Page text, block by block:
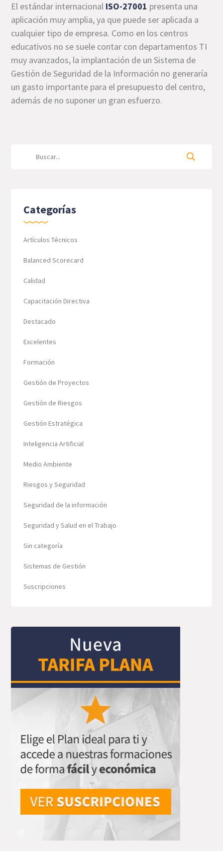
El estándar internacional ISO-27001 presenta una
aplicación muy amplia, ya que puede ser aplicada a
cualquier tipo de empresa. Como en los centros
educativos no se suele contar con departamentos TI
muy avanzados, la implantación de un Sistema de
Gestión de Seguridad de la Información no generaría
un gasto importante para el presupuesto del centro,
además de no suponer un gran esfuerzo.
Categorías
Artículos Técnicos
Balanced Scorecard
Calidad
Capacitación Directiva
Destacado
Excelentes
Formación
Gestión de Proyectos
Gestión de Riesgos
Gestión Estratégica
Inteligencia Artificial
Medio Ambiente
Riesgos y Seguridad
Seguridad de la información
Seguridad y Salud en el Trabajo
Sin categoría
Sistemas de Gestión
Suscripciones